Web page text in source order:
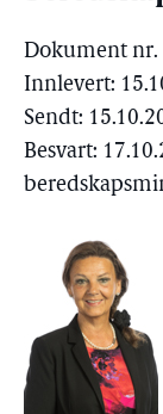
Dokument nr.
Innlevert:
Sendt:
Besvart: